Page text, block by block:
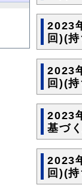
2023
回)(
2023
回)(
2023
基づ
2023
回)(